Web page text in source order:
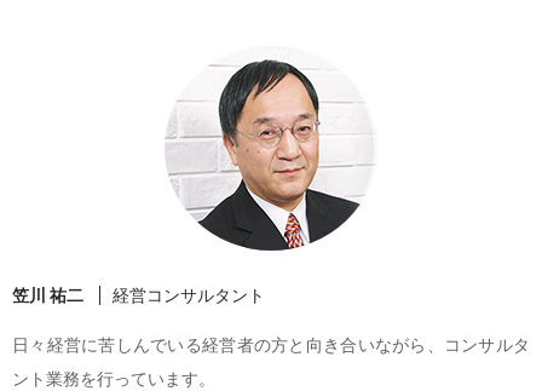
笠川 祐二 経営コンサルタント
日々経営に苦しんでいる経営者の方と向き合いながら、コンサルタ
ント業務を行っています。